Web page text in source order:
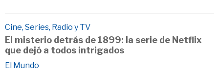
Cine, Series, Radio y TV
El misterio detrás de 1899: la serie de Netflix
que dejó a todos intrigados
El Mundo